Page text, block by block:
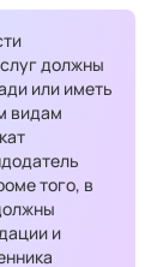
должны
или иметь
видам
того, в
и